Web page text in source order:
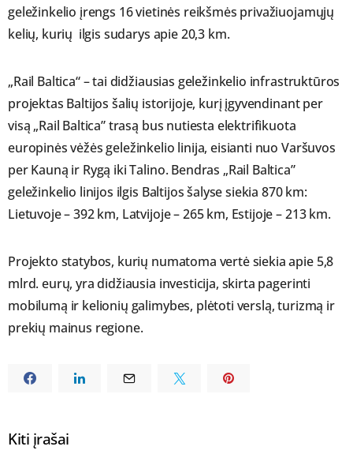
geležinkelio įrengs 16 vietinės reikšmės privažiuojamųjų
kelių, kurių ilgis sudarys apie 20,3 km.
„Rail Baltica“ – tai didžiausias geležinkelio infrastruktūros
projektas Baltijos šalių istorijoje, kurį įgyvendinant per
visą „Rail Baltica” trasą bus nutiesta elektrifikuota
europinės vėžės geležinkelio linija, eisianti nuo Varšuvos
per Kauną ir Rygą iki Talino. Bendras „Rail Baltica”
geležinkelio linijos ilgis Baltijos šalyse siekia 870 km:
Lietuvoje – 392 km, Latvijoje – 265 km, Estijoje – 213 km.
Projekto statybos, kurių numatoma vertė siekia apie 5,8
mlrd. eurų, yra didžiausia investicija, skirta pagerinti
mobilumą ir kelionių galimybes, plėtoti verslą, turizmą ir
prekių mainus regione.
Kiti įrašai